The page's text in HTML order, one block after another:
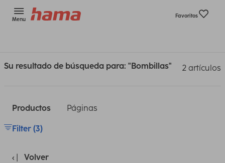
Menu
Favoritos
Su resultado de búsqueda para: "Bombillas" 2 artículos
Productos Páginas
Filter (3)
Volver